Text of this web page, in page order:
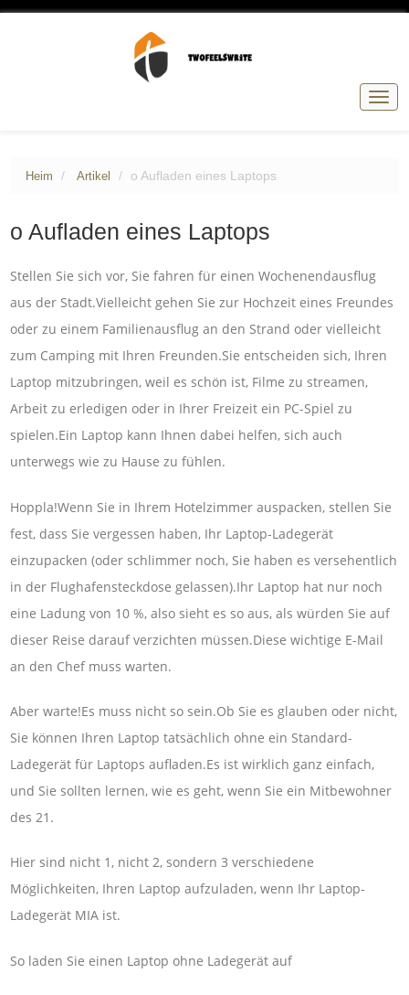
Heim Artikel o Aufladen eines Laptops
o Aufladen eines Laptops
Stellen Sie sich vor, Sie fahren für einen Wochenendausflug
aus der Stadt.Vielleicht gehen Sie zur Hochzeit eines Freundes
oder zu einem Familienausflug an den Strand oder vielleicht
zum Camping mit Ihren Freunden.Sie entscheiden sich, Ihren
Laptop mitzubringen, weil es schön ist, Filme zu streamen,
Arbeit zu erledigen oder in Ihrer Freizeit ein PC-Spiel zu
spielen.Ein Laptop kann Ihnen dabei helfen, sich auch
unterwegs wie zu Hause zu fühlen.
Hoppla!Wenn Sie in Ihrem Hotelzimmer auspacken, stellen Sie
fest, dass Sie vergessen haben, Ihr Laptop-Ladegerät
einzupacken (oder schlimmer noch, Sie haben es versehentlich
in der Flughafensteckdose gelassen).Ihr Laptop hat nur noch
eine Ladung von 10 %, also sieht es so aus, als würden Sie auf
dieser Reise darauf verzichten müssen.Diese wichtige E-Mail
an den Chef muss warten.
Aber warte!Es muss nicht so sein.Ob Sie es glauben oder nicht,
Sie können Ihren Laptop tatsächlich ohne ein Standard-
Ladegerät für Laptops aufladen.Es ist wirklich ganz einfach,
und Sie sollten lernen, wie es geht, wenn Sie ein Mitbewohner
des 21.
Hier sind nicht 1, nicht 2, sondern 3 verschiedene
Möglichkeiten, Ihren Laptop aufzuladen, wenn Ihr Laptop-
Ladegerät MIA ist.
So laden Sie einen Laptop ohne Ladegerät auf